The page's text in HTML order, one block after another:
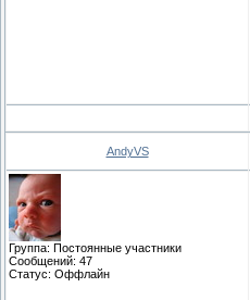
AndyVS
Группа: Постоянные участники
Сообщений: 47
Статус: Оффлайн